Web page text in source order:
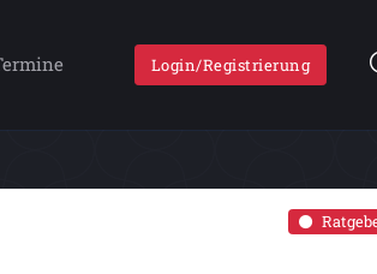
Login/Registrierung